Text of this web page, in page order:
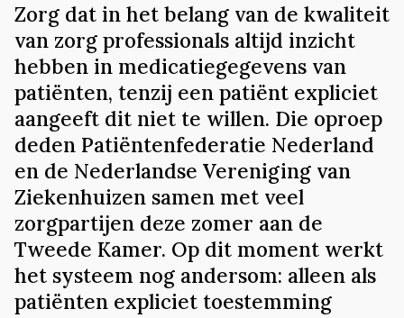
Zorg dat in het belang van de kwaliteit
van zorg professionals altijd inzicht
hebben in medicatiegegevens van
patiënten, tenzij een patiënt expliciet
aangeeft dit niet te willen. Die oproep
deden Patiëntenfederatie Nederland
en de Nederlandse Vereniging van
Ziekenhuizen samen met veel
zorgpartijen deze zomer aan de
Tweede Kamer. Op dit moment werkt
het systeem nog andersom: alleen als
patiënten expliciet toestemming